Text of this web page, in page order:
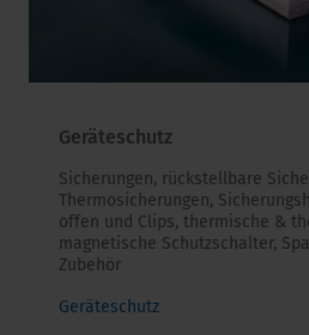
Geräteschutz
Sicherungen, rückstellbare
Thermosicherungen,
offen und Clips, thermische &
magnetische Schutzschalter,
Zubehör
Geräteschutz